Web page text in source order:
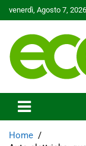
to
venerdì, Agosto 7, 2026
Ecoo.it
Home